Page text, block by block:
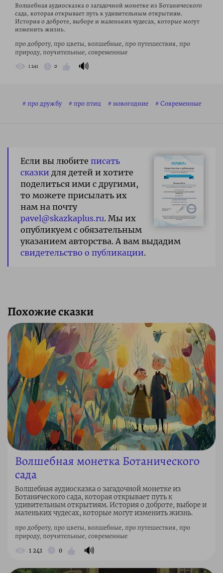
Волшебная аудиосказка о загадочной монетке из Ботанического
сада, которая открывает путь к удивительным открытиям.
История о доброте, выборе и маленьких чудесах, которые могут
изменить жизнь.
про доброту, про цветы, волшебные, про путешествия, про
природу, поучительные, современные
1 241 0 🔊
про дружбу про птиц новогодние Современные
Если вы любите писать
сказки для детей и хотите
поделиться ими с другими,
то можете присылать их
нам на почту
pavel@skazkaplus.ru. Мы их
опубликуем с обязательным
указанием авторства. А вам выдадим
свидетельство о публикации.
Похожие сказки
Волшебная монетка Ботанического
сада
Волшебная аудиосказка о загадочной монетке из
Ботанического сада, которая открывает путь к
удивительным открытиям. История о доброте, выборе и
маленьких чудесах, которые могут изменить жизнь.
про доброту, про цветы, волшебные, про путешествия, про
природу, поучительные, современные
1 241 0 🔊